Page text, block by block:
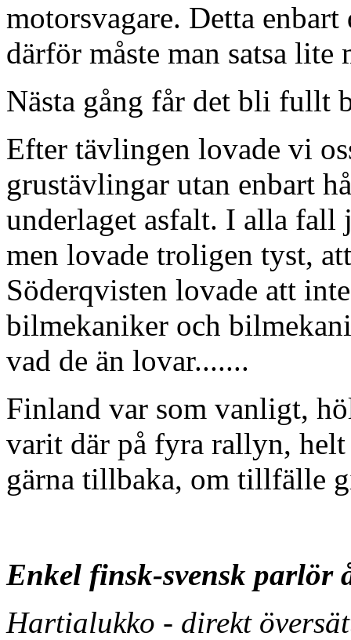
motorsvagare. Detta
därför måste man satsa
Nästa gång får det bli fullt
Efter tävlingen lovade vi
grustävlingar utan enbart
underlaget asfalt. I alla fall
men lovade troligen tyst,
Söderqvisten lovade att
bilmekaniker och
vad de än lovar.......
Finland var som vanligt,
varit där på fyra rallyn,
gärna tillbaka, om tillfälle
Enkel finsk-svensk parlör
Hartialukko - direkt